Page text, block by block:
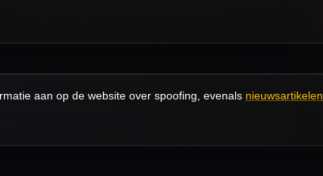
aan op de website over spoofing, evenals nieuwsartikelen